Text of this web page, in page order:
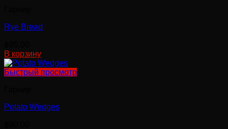
Rye Bread
В корзину
Быстрый просмотр
Potato Wedges